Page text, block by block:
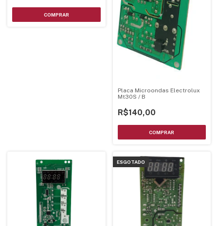
Placa Microondas Electrolux
Mt30S / B
R$140,00
ESGOTADO